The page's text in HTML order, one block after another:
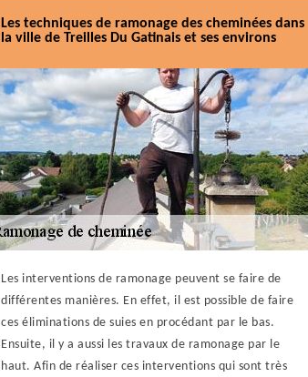
Les techniques de ramonage des cheminées dans
la ville de Treilles Du Gatinais et ses environs
Les interventions de ramonage peuvent se faire de
différentes manières. En effet, il est possible de faire
ces éliminations de suies en procédant par le bas.
Ensuite, il y a aussi les travaux de ramonage par le
haut. Afin de réaliser ces interventions qui sont très